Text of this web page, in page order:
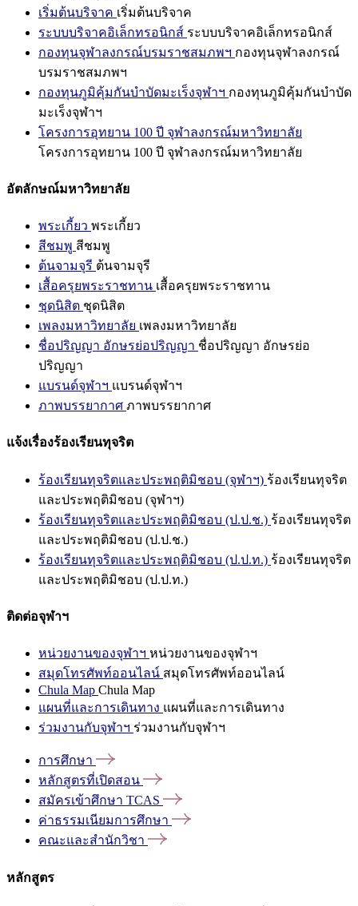
เริ่มต้นบริจาค เริ่มต้นบริจาค
ระบบบริจาคอิเล็กทรอนิกส์ ระบบบริจาคอิเล็กทรอนิกส์
กองทุนจุฬาลงกรณ์บรมราชสมภพฯ กองทุนจุฬาลงกรณ์
บรมราชสมภพฯ
กองทุนภูมิคุ้มกันบำบัดมะเร็งจุฬาฯ กองทุนภูมิคุ้มกันบำบัด
มะเร็งจุฬาฯ
โครงการอุทยาน 100 ปี จุฬาลงกรณ์มหาวิทยาลัย
โครงการอุทยาน 100 ปี จุฬาลงกรณ์มหาวิทยาลัย
อัตลักษณ์มหาวิทยาลัย
พระเกี้ยว พระเกี้ยว
สีชมพู สีชมพู
ต้นจามจุรี ต้นจามจุรี
เสื้อครุยพระราชทาน เสื้อครุยพระราชทาน
ชุดนิสิต ชุดนิสิต
เพลงมหาวิทยาลัย เพลงมหาวิทยาลัย
ชื่อปริญญา อักษรย่อปริญญา ชื่อปริญญา อักษรย่อ
ปริญญา
แบรนด์จุฬาฯ แบรนด์จุฬาฯ
ภาพบรรยากาศ ภาพบรรยากาศ
แจ้งเรื่องร้องเรียนทุจริต
ร้องเรียนทุจริตและประพฤติมิชอบ (จุฬาฯ) ร้องเรียนทุจริต
และประพฤติมิชอบ (จุฬาฯ)
ร้องเรียนทุจริตและประพฤติมิชอบ (ป.ป.ช.) ร้องเรียนทุจริต
และประพฤติมิชอบ (ป.ป.ช.)
ร้องเรียนทุจริตและประพฤติมิชอบ (ป.ป.ท.) ร้องเรียนทุจริต
และประพฤติมิชอบ (ป.ป.ท.)
ติดต่อจุฬาฯ
หน่วยงานของจุฬาฯ หน่วยงานของจุฬาฯ
สมุดโทรศัพท์ออนไลน์ สมุดโทรศัพท์ออนไลน์
Chula Map Chula Map
แผนที่และการเดินทาง แผนที่และการเดินทาง
ร่วมงานกับจุฬาฯ ร่วมงานกับจุฬาฯ
การศึกษา
หลักสูตรที่เปิดสอน
สมัครเข้าศึกษา TCAS
ค่าธรรมเนียมการศึกษา
คณะและสำนักวิชา
หลักสูตร